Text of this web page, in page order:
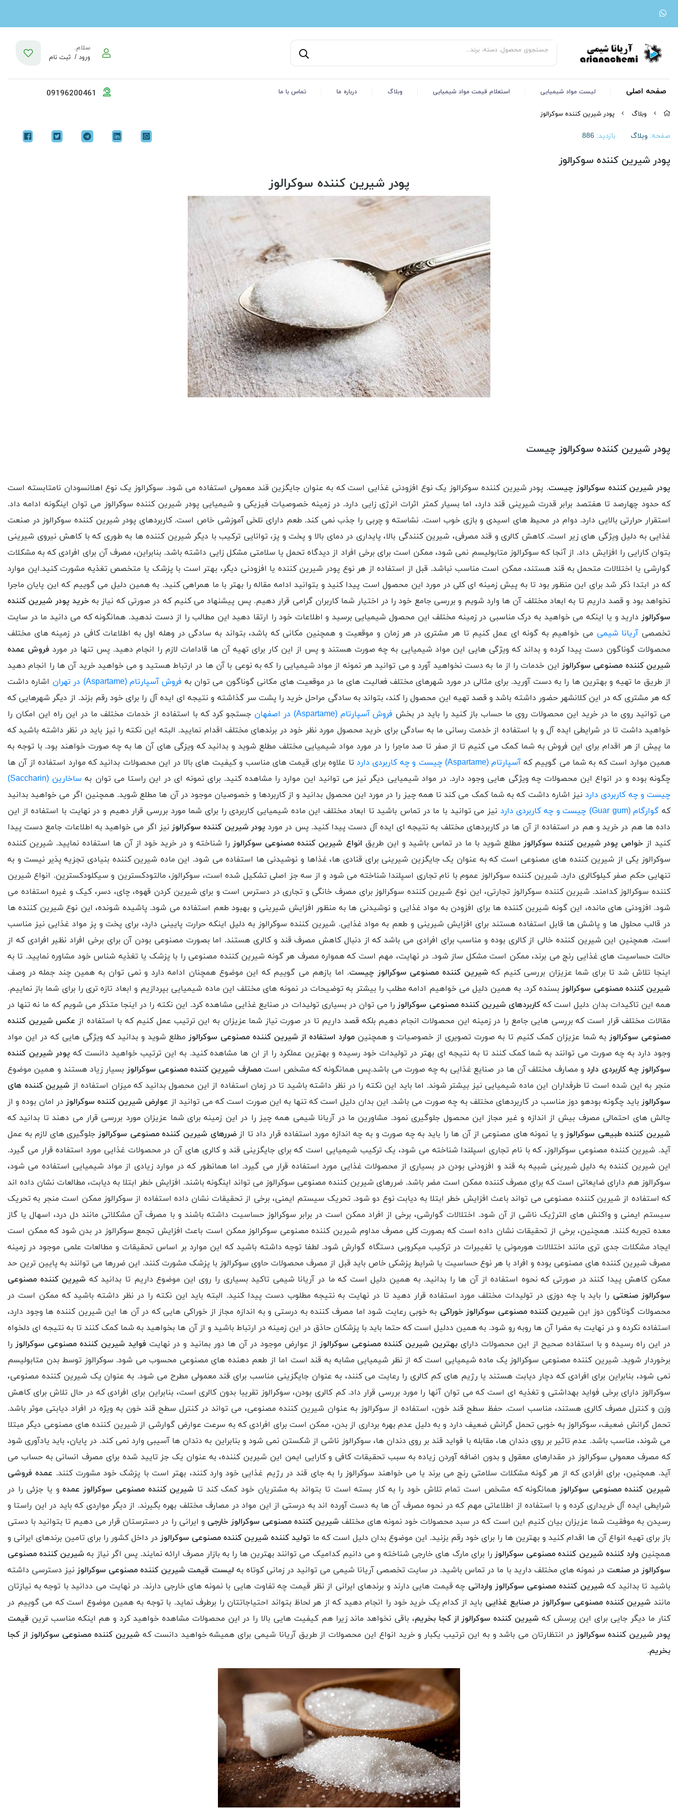
سلام.
ورود / ثبت نام
صفحه اصلی لیست مواد شیمیایی استعلام قیمت مواد شیمیایی وبلاگ درباره ما تماس با ما
وبلاگ پودر شیرین کننده سوکرالوز
صفحه: وبلاگ بازدید: 886
پودر شیرین کننده سوکرالوز
پودر شیرین کننده سوکرالوز
پودر شیرین کننده سوکرالوز چیست
پودر شیرین کننده سوکرالوز چیست. پودر شیرین کننده سوکرالوز یک نوع افزودنی غذایی است که به عنوان جایگزین قند معمولی استفاده می شود. سوکرالوز یک نوع اهلانسودان نامتابسته است
که حدود چهارصد تا هفتصد برابر قدرت شیرینی قند دارد، اما بسیار کمتر اثرات انرژی زایی دارد. در زمینه خصوصیات فیزیکی و شیمیایی پودر شیرین کننده سوکرالوز می توان اینگونه ادامه داد.
استقرار حرارتی بالایی دارد. دوام در محیط های اسیدی و بازی خوب است. نشاسته و چربی را جذب نمی کند. طعم دارای تلخی آموزشی خاص است. کاربردهای پودر شیرین کننده سوکرالوز در صنعت
غذایی به دلیل ویژگی های زیر است. کاهش کالری و قند مصرفی، شیرین کنندگی بالا، پایداری در دمای بالا و پخت و پز، توانایی ترکیب با دیگر شیرین کننده ها به طوری که با کاهش نیروی شیرینی
بتوان کارایی را افزایش داد. از آنجا که سوکرالوز متابولیسم نمی شود، ممکن است برای برخی افراد از دیدگاه تحمل یا سلامتی مشکل زایی داشته باشد. بنابراین، مصرف آن برای افرادی که به مشکلات
گوارشی یا اختلالات متحمل به قند هستند، ممکن است مناسب نباشد. قبل از استفاده از هر نوع پودر شیرین کننده یا افزودنی دیگر، بهتر است با پزشک یا متخصص تغذیه مشورت کنید.این موارد
که در ابتدا ذکر شد برای این منظور بود تا به پیش زمینه ای کلی در مورد این محصول است پیدا کنید و بتوانید ادامه مقاله را بهتر با ما همراهی کنید. به همین دلیل می گوییم که این پایان ماجرا
نخواهد بود و قصد داریم تا به ابعاد مختلف آن ها وارد شویم و بررسی جامع خود را در اختیار شما کاربران گرامی قرار دهیم. پس پیشنهاد می کنیم که در صورتی که نیاز به خرید پودر شیرین کننده
سوکرالوزدارید و یا اینکه می خواهید به درک مناسبی در زمینه مختلف این محصول شیمیایی برسید و اطلاعات خود را ارتقا دهید این مطالب را از دست ندهید. همانگونه که می دانید ما در سایت
تخصصی آریانا شیمی می خواهیم به گونه ای عمل کنیم تا هر مشتری در هر زمان و موقعیت و همچنین مکانی که باشد، بتواند به سادگی در وهله اول به اطلاعات کافی در زمینه های مختلف
محصولات گوناگون دست پیدا کرده و بداند که ویژگی هایی این مواد شیمیایی به چه صورت هستند و پس از این کار برای تهیه آن ها قادامات لازم را انجام دهید. پس تنها در مورد فروش عمده
شیرین کننده مصنوعی سوکرالوزاین خدمات را از ما به دست نخواهید آورد و می توانید هر نمونه از مواد شیمیایی را که به نوعی با آن ها در ارتباط هستید و می خواهید خرید آن ها را انجام دهید
از طریق ما تهیه و بهترین ها را به دست آورید. برای مثالی در مورد شهرهای مختلف فعالیت های ما در موقعیت های مکانی گوناگون می توان به فروش آسپارتام (Aspartame) در تهران
اشاره داشت
که هر مشتری که در این کلانشهر حضور داشته باشد و قصد تهیه این محصول را کند، بتواند به سادگی مراحل خرید را پشت سر گذاشته و نتیجه ای ایده آل را برای خود رقم بزند. از دیگر شهرهایی که
می توانید روی ما در خرید این محصولات روی ما حساب باز کنید را باید در بخش فروش آسپارتام (Aspartame) در اصفهان
جستجو کرد که با استفاده از خدمات مختلف ما در این راه این امکان را
خواهید داشت تا در شرایطی ایده آل و با استفاده از خدمت رسانی ما به سادگی برای خرید محصول مورد نظر خود در برندهای مختلف اقدام نمایید. البته این نکته را نیز باید در نظر داشته باشید که
ما پیش از هر اقدام برای این فروش به شما کمک می کنیم تا از صفر تا صد ماجرا را در مورد مواد شیمیایی مختلف مطلع شوید و بدانید که ویزگی های آن ها به چه صورت خواهند بود. با توجه به
همین موارد است که به شما می گوییم که آسپارتام (Aspartame) چیست و چه کاربردی دارد
تا علاوه برای قیمت های مناسب و کیفیت های بالا در این محصولات بدانید که موارد استفاده از آن ها
چگونه بوده و در انواع این محصولات چه ویژگی هایی وجود دارد. در مواد شیمیایی دیگر نیز می توانید این موارد را مشاهده کنید. برای نمونه ای در این راستا می توان به
ساخارین (Saccharin)
چیست و چه کاربردی داردنیز اشاره داشت که به شما کمک می کند تا همه چیز را در مورد این محصول بدانید و از کاربردها و خصوصیان موجود در آن ها مطلع شوید. همچنین اگر می خواهید بدانید
که گوارگام (Guar gum) چیست و چه کاربردی دارد
نیز می توانید با ما در تماس باشید تا ابعاد مختلف این ماده شیمیایی کاربردی را برای شما مورد بررسی قرار دهیم و در نهایت با استفاده از این
داده ها هم در خرید و هم در استفاده از آن ها در کاربردهای مختلف به نتیجه ای ایده آل دست پیدا کنید. پس در مورد پودر شیرین کننده سوکرالوزنیز اگر می خواهید به اطلاعات جامع دست پیدا
کنید از خواص پودر شیرین کننده سوکرالوز مطلع شوید با ما در تماس باشید و این طریق انواع شیرین کننده مصنوعی سوکرالوزرا شناخته و در خرید خود از آن ها استفاده نمایید. شیرین کننده
سوکرالوز یکی از شیرین کننده های مصنوعی است که به عنوان یک جایگزین شیرینی برای قنادی ها، غذاها و نوشیدنی ها استفاده می شود. این ماده شیرین کننده بنیادی تجزیه پذیر نیست و به
تنهایی حکم صفر کیلوکالری دارد. شیرین کننده سوکرالوز عموم با نام تجاری اسپلندا شناخته می شود و از سه جز اصلی تشکیل شده است، سوکرالوز، مالتودکسترین و سیکلودکسترین. انواع شیرین
کننده سوکرالوز کدامند. شیرین کننده سوکرالوز تجارتی، این نوع شیرین کننده سوکرالوز برای مصرف خانگی و تجاری در دسترس است و برای شیرین کردن قهوه، چای، دسر، کیک و غیره استفاده می
شود. افزودنی های مانده، این گونه شیرین کننده ها برای افزودن به مواد غذایی و نوشیدنی ها به منظور افزایش شیرینی و بهبود طعم استفاده می شود. پاشیده شونده، این نوع شیرین کننده ها
در قالب محلول ها و پاشش ها قابل استفاده هستند برای افزایش شیرینی و طعم به مواد غذایی. شیرین کننده سوکرالوز به دلیل اینکه حرارت پایینی دارد، برای پخت و پز مواد غذایی نیز مناسب
است. همچنین این شیرین کننده خالی از کالری بوده و مناسب برای افرادی می باشد که از دنبال کاهش مصرف قند و کالری هستند. اما بصورت مصنوعی بودن آن برای برخی افراد نظیر افرادی که از
حالت حساسیت های غذایی رنج می برند، ممکن است مشکل ساز شود. در نهایت، مهم است که همواره مصرف هر گونه شیرین کننده مصنوعی را با پزشک یا تغذیه شناس خود مشاوره نمایید. تا به
اینجا تلاش شد تا برای شما عزیزان بررسی کنیم کهشیرین کننده مصنوعی سوکرالوز چیست. اما بازهم می گوییم که این موضوع همچنان ادامه دارد و نمی توان به همین چند جمله در وصف
شیرین کننده مصنوعی سوکرالوزبسنده کرد. به همین دلیل می خواهیم ادامه مطلب را بیشتر به توضیحات در نمونه های مختلف این ماده شیمیایی بپردازیم و ابعاد تازه تری را برای شما باز نماییم.
همه این تاکیدات بدان دلیل است که کاربردهای شیرین کننده مصنوعی سوکرالوزرا می توان در بسیاری تولیدات در صنایع غذایی مشاهده کرد. این نکته را در اینجا متذکر می شویم که ما نه تنها در
مقالات مختلف قرار است که بررسی هایی جامع را در زمینه این محصولات انجام دهیم بلکه قصد داریم تا در صورت نیاز شما عزیزان به این ترتیب عمل کنیم که با استفاده از عکس شیرین کننده
مصنوعی سوکرالوزبه شما عزیزان کمک کنیم تا به صورت تصویری از خصوصیات و همچنین موارد استفاده از شیرین کننده مصنوعی سوکرالوز مطلع شوید و بدانید که ویژگی هایی که در این مواد
وجود دارد به چه صورت می توانند به شما کمک کنند تا به نتیجه ای بهتر در تولیدات خود رسیده و بهترین عملکرد را از ان ها مشاهده کنید. به این ترتیب خواهید دانست که پودر شیرین کننده
سوکرالوز چه کاربردی داردو مصارف مختلف آن ها در صنایع غذایی به چه صورت می باشد.پس همانگونه که مشخص استمصارف شیرین کننده مصنوعی سوکرالوزبسیار زیاد هستند و همین موضوع
منجر به این شده است تا طرفداران این ماده شیمیایی نیز بیشتر شوند. اما باید این نکته را در نظر داشته باشید تا در زمان استفاده از این محصول بدانید که میزان استفاده از شیرین کننده های
سوکرالوزباید چگونه بودهو دوز مناسب در کاربردهای مختلف به چه صورت می باشد. این بدان دلیل است که تنها به این صورت است که می توانید از عوارض شیرین کننده سوکرالوزدر امان بوده و از
چالش های احتمالی مصرف بیش از اندازه و غیر مجاز این محصول جلوگیری نمود. مشاورین ما در آریانا شیمی همه چیز را در این زمینه برای شما عزیزان مورد بررسی قرار می دهند تا بدانید که
شیرین کننده طبیعی سوکرالوز و یا نمونه های مصنوعی از آن ها را باید به چه صورت و به چه اندازه مورد استفاده قرار داد تا ازضررهای شیرین کننده مصنوعی سوکرالوزجلوگیری های لازم به عمل
آید. شیرین کننده مصنوعی سوکرالوز، که با نام تجاری اسپلندا شناخته می شود، یک ترکیب شیمیایی است که برای جایگزینی قند و کالری های آن در محصولات غذایی مورد استفاده قرار می گیرد.
این شیرین کننده به دلیل شیرینی شبیه به قند و افزودنی بودن در بسیاری از محصولات غذایی مورد استفاده قرار می گیرد. اما همانطور که در موارد زیادی از مواد شیمیایی استفاده می شود،
سوکرالوز هم دارای ضایعاتی است که برای مصرف کننده ممکن است مضر باشد. ضررهای شیرین کننده مصنوعی سوکرالوز می تواند اینگونه باشند. افزایش خطر ابتلا به دیابت، مطالعات نشان داده اند
که استفاده از شیرین کننده مصنوعی می تواند باعث افزایش خطر ابتلا به دیابت نوع دو شود. تحریک سیستم ایمنی، برخی از تحقیقات نشان داده استفاده از سوکرالوز ممکن است منجر به تحریک
سیستم ایمنی و واکنش های الترژیک ناشی از آن شود. اختلالات گوارشی، برخی از افراد ممکن است در برابر سوکرالوز حساسیت داشته باشند و با مصرف آن مشکلاتی مانند دل درد، اسهال یا گاز
معده تجربه کنند. همچنین، برخی از تحقیقات نشان داده است که بصورت کلی مصرف مداوم شیرین کننده مصنوعی سوکرالوز ممکن است باعث افزایش تجمع سوکرالوز در بدن شود که ممکن است
ایجاد مشکلات جدی تری مانند اختلالات هورمونی یا تغییرات در ترکیب میکروبی دستگاه گوارش شود. لطفا توجه داشته باشید که این موارد بر اساس تحقیقات و مطالعات علمی موجود در زمینه
مصرف شیرین کننده های مصنوعی بوده و افراد با هر نوع حساسیت یا شرایط پزشکی خاص باید قبل از مصرف محصولات حاوی سوکرالوز با پزشک مشورت کنند. این ضررها می توانند به پایین ترین حد
ممکن کاهش پیدا کنند در صورتی که نحوه استفاده از آن ها را بدانید. به همین دلیل است که ما در آریانا شیمی تاکید بسیاری را روی این موضوع داریم تا بدانید که شیرین کننده مصنوعی
سوکرالوز صنعتی را باید با چه دوزی در تولیدات مختلف مورد استفاده قرار دهید تا در نهایت به نتیجه مطلوب دست پیدا کنید. البته باید این نکته را در نظر داشته باشید که ممکن است در
محصولات گوناگون دوز این شیرین کننده مصنوعی سوکرالوز خوراکی به خوبی رعایت شود اما مصرف کننده به درستی و به اندازه مجاز از خوراکی هایی که در آن ها این شیرین کننده ها وجود دارد،
استفاده نکرده و در نهایت به مضرا آن ها روبه رو شود. به همین ددلیل است که حتما باید با پزشکان حاذق در این زمینه در ارتباط باشید و از آن ها بخواهید به شما کمک کنند تا به نتیجه ای دلخواه
در این راه رسیده و با استفاده صحیح از این محصولات دارایبهترین شیرین کننده مصنوعی سوکرالوزاز عوارض موجود در آن ها دور بمانید و در نهایت فواید شیرین کننده مصنوعی سوکرالوز را
برخوردار شوید. شیرین کننده مصنوعی سوکرالوز یک ماده شیمیایی است که از نظر شیمیایی مشابه به قند است اما از طعم دهنده های مصنوعی محسوب می شود. سوکرالوز توسط بدن متابولیسم
نمی شود، بنابراین برای افرادی که دچار دیابت هستند یا رژیم های کم کالری را رعایت می کنند، به عنوان جایگزینی مناسب برای قند معمولی مطرح می شود. به عنوان یک شیرین کننده مصنوعی،
سوکرالوز دارای برخی فواید بهداشتی و تغذیه ای است که می توان آنها را مورد بررسی قرار داد. کم کالری بودن، سوکرالوز تقریبا بدون کالری است، بنابراین برای افرادی که در حال تلاش برای کاهش
وزن و کنترل مصرف کالری هستند، مناسب است. حفظ سطح قند خون، استفاده از سوکرالوز به عنوان شیرین کننده مصنوعی، می تواند در کنترل سطح قند خون به ویژه در افراد دیابتی موثر باشد.
تحمل گرانش ضعیف، سوکرالوز به خوبی تحمل گرانش ضعیف دارد و به دلیل عدم بهره برداری از بدن، ممکن است برای افرادی که به سرعت عوارض گوارشی از شیرین کننده های مصنوعی دیگر مبتلا
می شوند، مناسب باشد. عدم تاثیر بر روی دندان ها، مقابله با فواید قند بر روی دندان ها، سوکرالوز ناشی از شکستن نمی شود و بنابراین به دندان ها آسیبی وارد نمی کند. در پایان، باید یادآوری شود
که مصرف معمولی سوکرالوز در مقدارهای معقول و بدون اضافه آوردن زیاده به سبب تحقیقات کافی و کارایی ایمن این شیرین کننده، به عنوان یک جز تایید شده برای مصرف انسانی به حساب می
آید. همچنین، برای افرادی که از هر گونه مشکلات سلامتی رنج می برند یا می خواهند سوکرالوز را به جای قند در رژیم غذایی خود وارد کنند، بهتر است با پزشک خود مشورت کنند. عمده فروشی
شیرین کننده مصنوعی سوکرالوزهمانگونه که مشخص است تمام تلاش خود را به کار بسته است تا بتواند به مشتریان خود کمک کند تا شیرین کننده مصنوعی سوکرالوز عمده و یا جزئی را در
شرایطی ایده آل خریداری کرده و با استفاده از اطلاعاتی مهم که در نحوه مصرف آن ها به دست آورده اند به درستی از این مواد در مصارف مختلف بهره بگیرند. از دیگر مواردی که باید در این راستا و
رسیدن به موفقیت شما عزیزان بیان کنیم این است که در سبد محصولات خود نمونه های مختلف شیرین کننده مصنوعی سوکرالوز خارجی و ایرانی را در دسترستان قرار می دهیم تا بتوانید با دستی
باز برای تهیه انواع آن ها اقدام کنید و بهترین ها را برای خود رقم بزنید. این موضوع بدان دلیل است که ما تولید کننده شیرین کننده مصنوعی سوکرالوزدر داخل کشور را برای تامین برندهای ایرانی و
همچنین وارد کننده شیرین کننده مصنوعی سوکرالوزرا برای مارک های خارجی شناخته و می دانیم کدامیک می توانند بهترین ها را به بازار مصرف ارائه نمایند. پس اگر نیاز به شیرین کننده مصنوعی
سوکرالوز در صنعت در نمونه های مختلف دارید با ما در تماس باشید. در سایت تخصصی آریانا شیمی می توانید در زمانی کوتاه به لیست قیمت شیرین کننده مصنوعی سوکرالوزنیز دسترسی داشته
باشید تا بدانید که شیرین کننده مصنوعی سوکرالوز وارداتی چه قیمت هایی دارند و برندهای ایرانی از نظر قیمت چه تفاوت هایی با نمونه های خارجی دارند. در نهایت می ددانید با توجه به نیازتان
مانند شیرین کننده مصنوعی سوکرالوز در صنایع غذایی باید از کدام یک خرید خود را انجام دهید که از هر لحاظ بتواند احتیاجاتتان را برطرف نماید. با توجه به همین موضوع است که می گوییم در
کنار ما دیگر جایی برای این پرسش که شیرین کننده سوکرالوز از کجا بخریم، باقی نخواهد ماند زیرا هم کیفیت هایی بالا را در این محصولات مشاهده خواهید کرد و هم اینکه مناسب ترین قیمت
پودر شیرین کننده سوکرالوزدر انتظارتان می باشد و به این ترتیب یکبار و خرید انواع این محصولات از طریق آریانا شیمی برای همیشه خواهید دانست که شیرین کننده مصنوعی سوکرالوز از کجا
بخریم.